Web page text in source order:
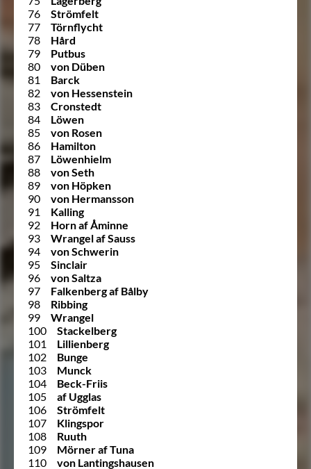
76
Strömfelt
77
Törnflycht
78
Hård
79
Putbus
80
von Düben
81
Barck
82
von Hessenstein
83
Cronstedt
84
Löwen
85
von Rosen
86
Hamilton
87
Löwenhielm
88
von Seth
89
von Höpken
90
von Hermansson
91
Kalling
92
Horn af Åminne
93
Wrangel af Sauss
94
von Schwerin
95
Sinclair
96
von Saltza
97
Falkenberg af Bålby
98
Ribbing
99
Wrangel
100
Stackelberg
101
Lillienberg
102
Bunge
103
Munck
104
Beck-Friis
105
af Ugglas
106
Strömfelt
107
Klingspor
108
Ruuth
109
Mörner af Tuna
110
von Lantingshausen